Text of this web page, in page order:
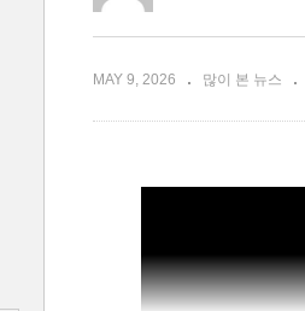
프트 첫 명퇴’
MAY 9, 2026 많이 본 뉴스